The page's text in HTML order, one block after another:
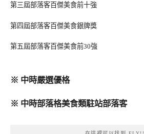
第三屆部落客百傑美食前十強
第四屆部落客百傑美食銀牌獎
第五屆部落客百傑美食前30強
※ 中時嚴選優格
※ 中時部落格美食類駐站部落客